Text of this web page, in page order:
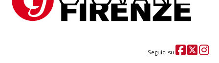
Seguici su